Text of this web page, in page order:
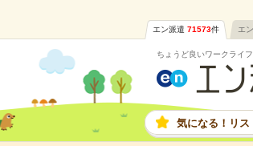
エン派遣 71573件 エ
ちょうど良いワークライ
気になる！リス